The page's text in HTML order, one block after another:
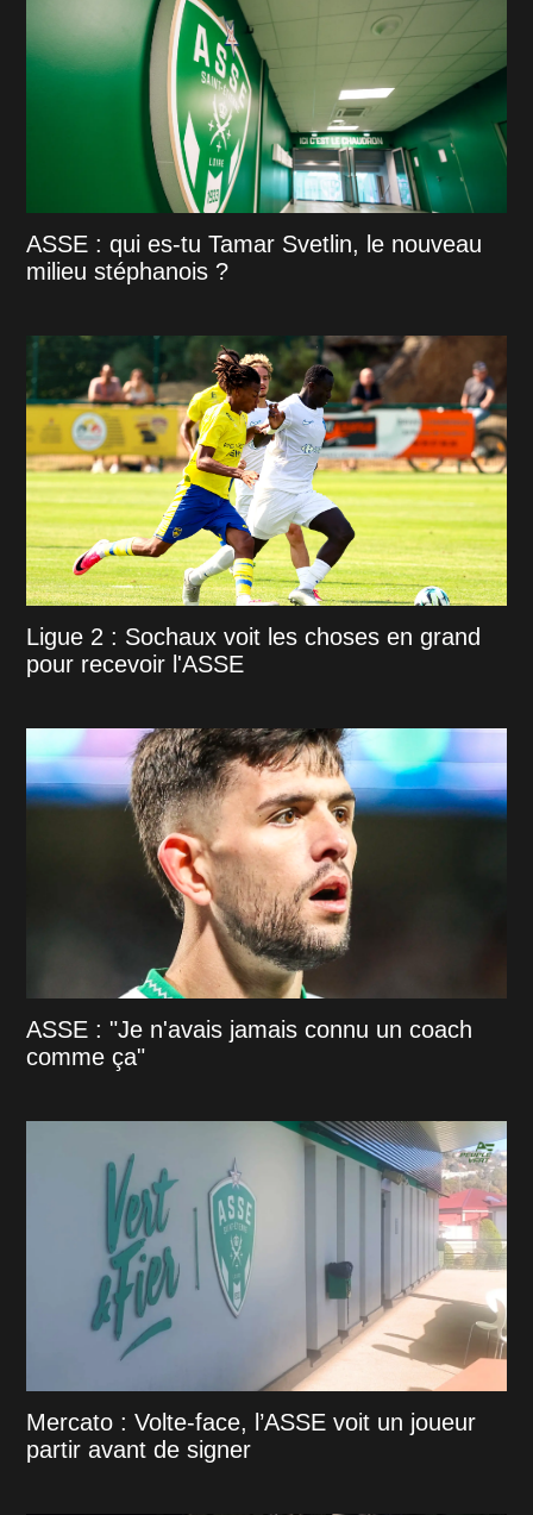
ASSE : qui es-tu Tamar Svetlin, le nouveau
milieu stéphanois ?
Ligue 2 : Sochaux voit les choses en grand
pour recevoir l'ASSE
ASSE : "Je n'avais jamais connu un coach
comme ça"
Mercato : Volte-face, l’ASSE voit un joueur
partir avant de signer